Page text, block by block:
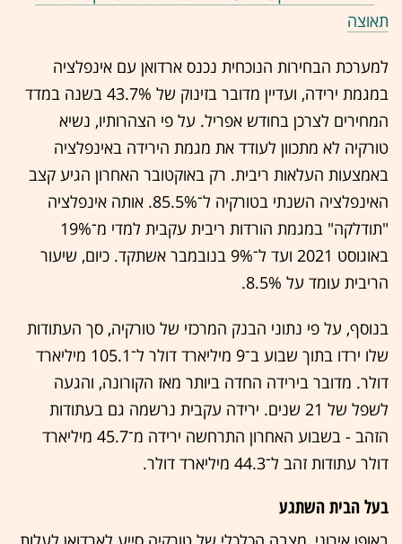
תאוצה
למערכת הבחירות הנוכחית נכנס ארדואן עם אינפלציה
במגמת ירידה, ועדיין מדובר בזינוק של 43.7% בשנה במדד
המחירים לצרכן בחודש אפריל. על פי הצהרותיו, נשיא
טורקיה לא מתכוון לעודד את מגמת הירידה באינפלציה
באמצעות העלאות ריבית. רק באוקטובר האחרון הגיע קצב
האינפלציה השנתי בטורקיה ל־85.5%. אותה אינפלציה
"תודלקה" במגמת הורדות ריבית עקבית למדי מ־19%
באוגוסט 2021 ועד ל־9% בנובמבר אשתקד. כיום, שיעור
הריבית עומד על 8.5%.
בנוסף, על פי נתוני הבנק המרכזי של טורקיה, סך העתודות
שלו ירדו בתוך שבוע ב־9 מיליארד דולר ל־105.1 מיליארד
דולר. מדובר בירידה החדה ביותר מאז הקורונה, והגעה
לשפל של 21 שנים. ירידה עקבית נרשמה גם בעתודות
הזהב - בשבוע האחרון התרחשה ירידה מ־45.7 מיליארד
דולר עתודות זהב ל־44.3 מיליארד דולר.
בעל הבית השתגע